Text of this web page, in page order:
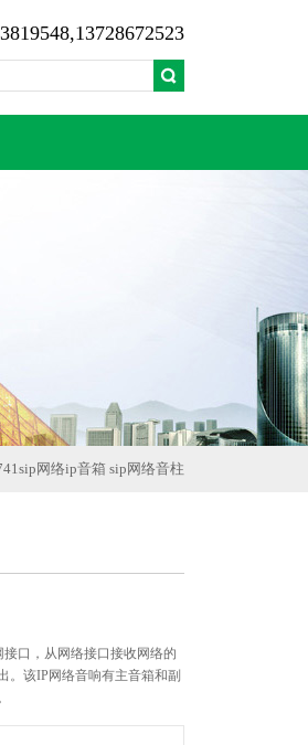
网络ip音箱 sip网络音柱
口，从网络接口接收网络的
。该IP网络音响有主音箱和副